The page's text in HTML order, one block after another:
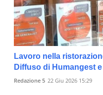
Lavoro nella
Diffuso di Humangest
Redazione 5 22 Giu 2026 15:29